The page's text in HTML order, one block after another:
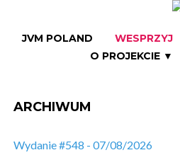
JVM POLAND
WESPRZYJ
O PROJEKCIE ▼
ARCHIWUM
Wydanie #548 - 07/08/2026